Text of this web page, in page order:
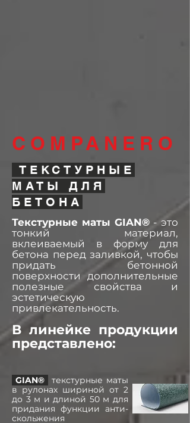
COMPANERO
ТЕКСТУРНЫЕ
МАТЫ ДЛЯ
БЕТОНА
Текстурные маты GIAN®- это
тонкий материал,
вклеиваемый в форму для
бетона перед заливкой, чтобы
придать бетонной
поверхности дополнительные
полезные свойства и
эстетическую
привлекательность.
В линейке продукции
представлено:
GIAN®
текстурные маты
в рулонах шириной от 2
до 3 м и длиной 50 м для
придания функции анти-
скольжения